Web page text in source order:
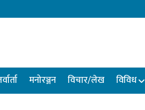
मनोरञ्जन विचार/लेख विविध